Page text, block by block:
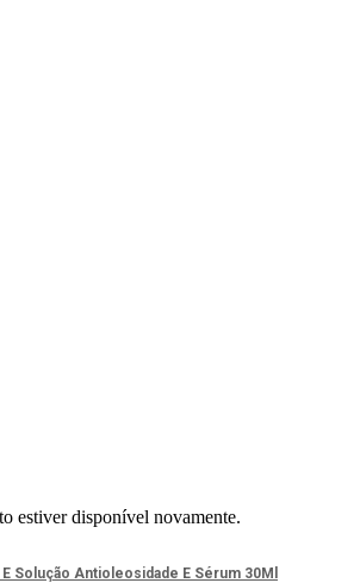
estiver disponível novamente.
Solução Antioleosidade E Sérum 30Ml